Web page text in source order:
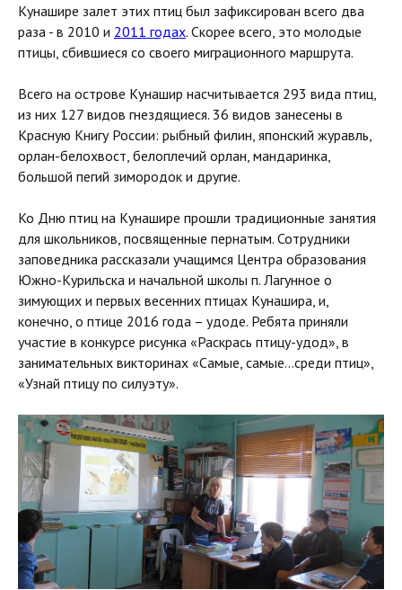
Кунашире залет этих птиц был зафиксирован всего два
раза - в 2010 и 2011 годах. Скорее всего, это молодые
птицы, сбившиеся со своего миграционного маршрута.
Всего на острове Кунашир насчитывается 293 вида птиц,
из них 127 видов гнездящиеся. 36 видов занесены в
Красную Книгу России: рыбный филин, японский журавль,
орлан-белохвост, белоплечий орлан, мандаринка,
большой пегий зимородок и другие.
Ко Дню птиц на Кунашире прошли традиционные занятия
для школьников, посвященные пернатым. Сотрудники
заповедника рассказали учащимся Центра образования
Южно-Курильска и начальной школы п. Лагунное о
зимующих и первых весенних птицах Кунашира, и,
конечно, о птице 2016 года – удоде. Ребята приняли
участие в конкурсе рисунка «Раскрась птицу-удод», в
занимательных викторинах «Самые, самые…среди птиц»,
«Узнай птицу по силуэту».